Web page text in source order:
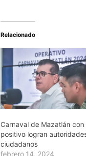
Relacionado
Carnaval de Mazatlán con
positivo logran
ciudadanos
febrero 14, 2024